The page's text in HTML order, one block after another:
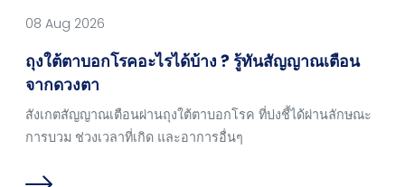
08 Aug 2026
ถุงใต้ตาบอกโรคอะไรได้บ้าง ? รู้ทันสัญญาณเตือน
จากดวงตา
สังเกตสัญญาณเตือนผ่านถุงใต้ตาบอกโรค ที่บ่งชี้ได้ผ่านลักษณะ
การบวม ช่วงเวลาที่เกิด และอาการอื่นๆ